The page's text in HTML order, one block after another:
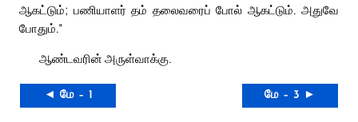
ஆகட்டும்; பணியாளர் தம் தலைவரைப் போல் ஆகட்டும். அதுவே
போதும்.”
ஆண்டவரின் அருள்வாக்கு.
◄ மே – 1 மே – 3 ►